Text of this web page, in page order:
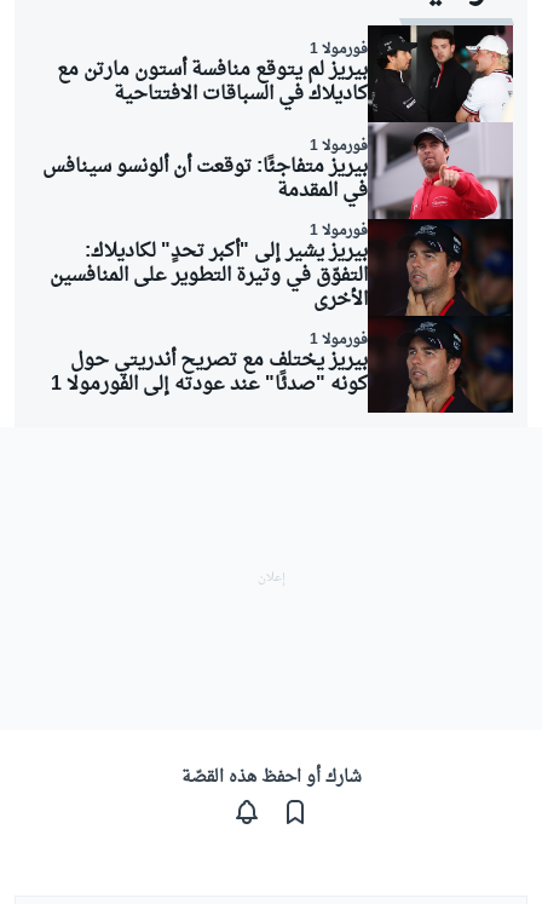
فورمولا 1
بيريز لم يتوقع منافسة أستون مارتن مع
كاديلاك في السباقات الافتتاحية
فورمولا 1
بيريز متفاجئًا: توقعت أن ألونسو سينافس
في المقدمة
فورمولا 1
بيريز يشير إلى "أكبر تحدٍ" لكاديلاك:
التفوّق في وتيرة التطوير على المنافسين
الأخرى
فورمولا 1
بيريز يختلف مع تصريح أندريتي حول
كونه "صدئًا" عند عودته إلى الفورمولا 1
شارك أو احفظ هذه القصّة